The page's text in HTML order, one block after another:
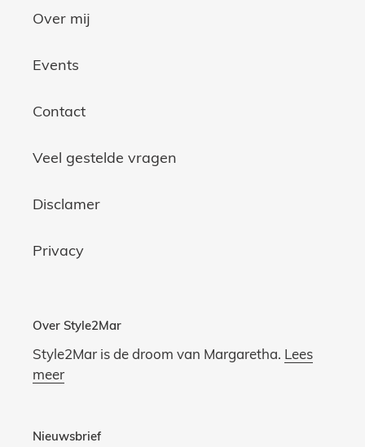
Over mij
Events
Contact
Veel gestelde vragen
Disclamer
Privacy
Over Style2Mar
Style2Mar is de droom van Margaretha. Lees
meer
Nieuwsbrief